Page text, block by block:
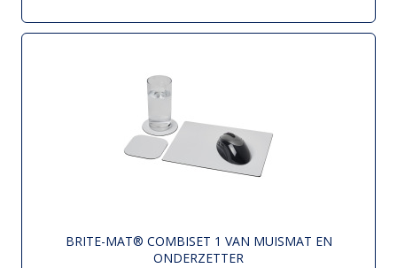
BRITE-MAT® COMBISET 1 VAN MUISMAT EN
ONDERZETTER